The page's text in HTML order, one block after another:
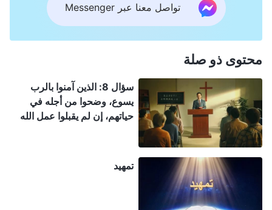
تواصل معنا عبر Messenger
محتوى ذو صلة
سؤال 8: الذين آمنوا بالرب
يسوع، وضحوا من أجله في
حياتهم، إن لم يقبلوا عمل الله
تمهيد